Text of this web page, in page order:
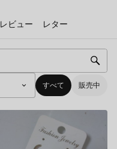
レビュー レター
すべて 販売中